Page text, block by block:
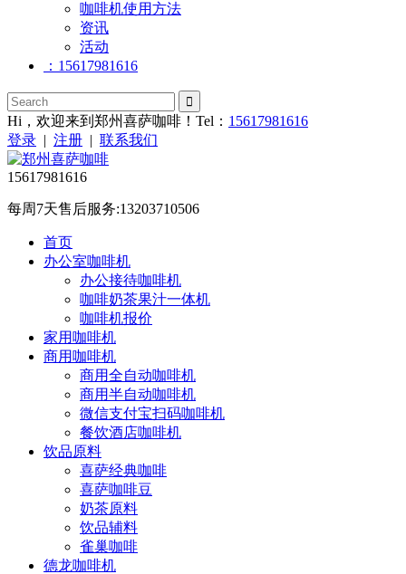
咖啡机使用方法
资讯
活动
：15617981616
Hi，欢迎来到郑州喜萨咖啡！Tel： 15617981616
登录 | 注册 | 联系我们
15617981616
每周7天售后服务:13203710506
首页
办公室咖啡机
办公接待咖啡机
咖啡奶茶果汁一体机
咖啡机报价
家用咖啡机
商用咖啡机
商用全自动咖啡机
商用半自动咖啡机
微信支付宝扫码咖啡机
餐饮酒店咖啡机
饮品原料
喜萨经典咖啡
喜萨咖啡豆
奶茶原料
饮品辅料
雀巢咖啡
德龙咖啡机